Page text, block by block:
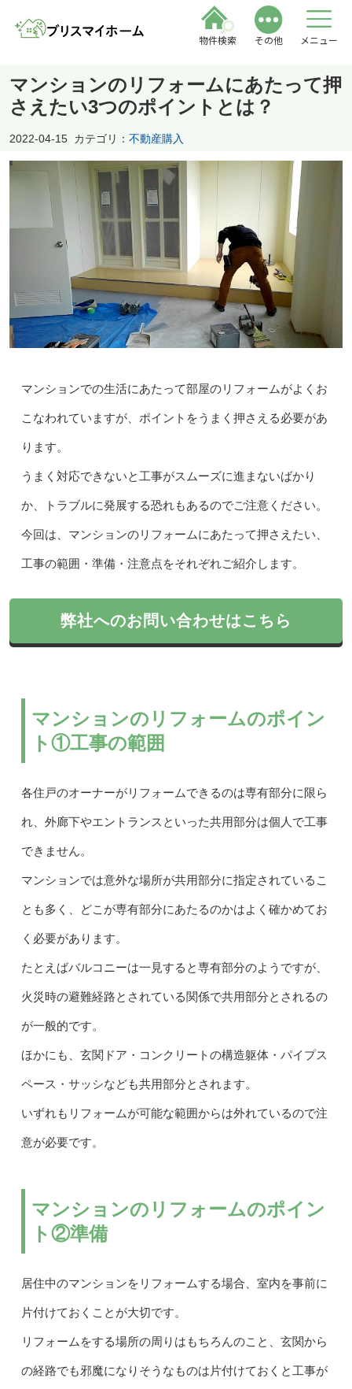
物件検索 その他 メニュー
マンションのリフォームにあたって押
さえたい3つのポイントとは？
2022-04-15 カテゴリ： 不動産購入
マンションでの生活にあたって部屋のリフォームがよくお
こなわれていますが、ポイントをうまく押さえる必要があ
ります。
うまく対応できないと工事がスムーズに進まないばかり
か、トラブルに発展する恐れもあるのでご注意ください。
今回は、マンションのリフォームにあたって押さえたい、
工事の範囲・準備・注意点をそれぞれご紹介します。
弊社へのお問い合わせはこちら
マンションのリフォームのポイン
ト①工事の範囲
各住戸のオーナーがリフォームできるのは専有部分に限ら
れ、外廊下やエントランスといった共用部分は個人で工事
できません。
マンションでは意外な場所が共用部分に指定されているこ
とも多く、どこが専有部分にあたるのかはよく確かめてお
く必要があります。
たとえばバルコニーは一見すると専有部分のようですが、
火災時の避難経路とされている関係で共用部分とされるの
が一般的です。
ほかにも、玄関ドア・コンクリートの構造躯体・パイプス
ペース・サッシなども共用部分とされます。
いずれもリフォームが可能な範囲からは外れているので注
意が必要です。
マンションのリフォームのポイン
ト②準備
居住中のマンションをリフォームする場合、室内を事前に
片付けておくことが大切です。
リフォームをする場所の周りはもちろんのこと、玄関から
の経路でも邪魔になりそうなものは片付けておくと工事が